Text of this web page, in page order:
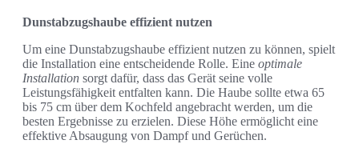
Dunstabzugshaube effizient nutzen
Um eine Dunstabzugshaube effizient nutzen zu können, spielt
die Installation eine entscheidende Rolle. Eine optimale
Installation sorgt dafür, dass das Gerät seine volle
Leistungsfähigkeit entfalten kann. Die Haube sollte etwa 65
bis 75 cm über dem Kochfeld angebracht werden, um die
besten Ergebnisse zu erzielen. Diese Höhe ermöglicht eine
effektive Absaugung von Dampf und Gerüchen.